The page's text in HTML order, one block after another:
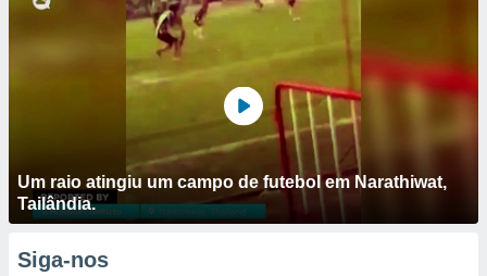
Um raio atingiu um campo de futebol em Narathiwat,
Tailândia.
Siga-nos